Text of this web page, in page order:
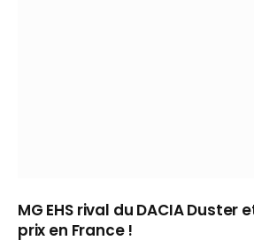
MG EHS rival du DACIA Duster
prix en France !